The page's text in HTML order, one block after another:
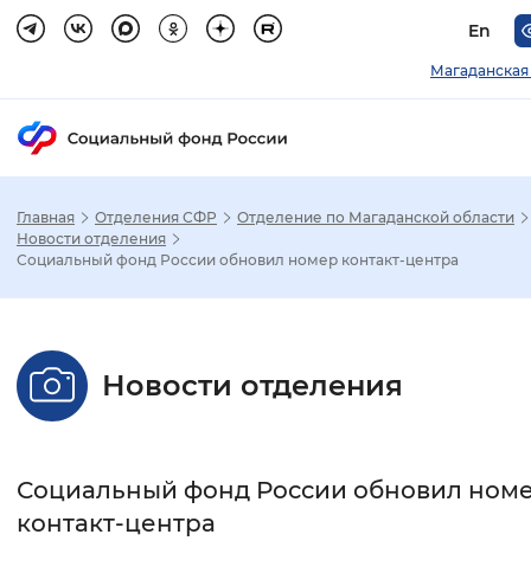
En
Настройка режима отображения
Стандартный Увеличенный
Главная Отделения СФР
Отделение по Магаданской области
Новости отделения
Социальный фонд России обновил номер контакт-центра
Новости отделения
Социальный фонд России обновил
контакт-центра